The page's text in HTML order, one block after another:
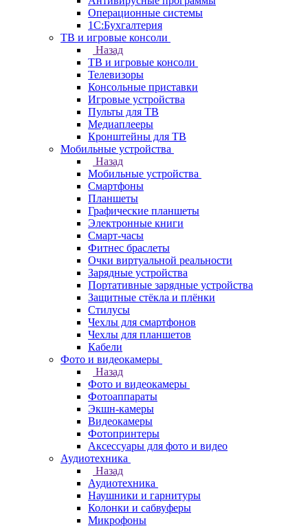
Операционные системы
1С:Бухгалтерия
ТВ и игровые консоли
Назад
ТВ и игровые консоли
Телевизоры
Консольные приставки
Игровые устройства
Пульты для ТВ
Медиаплееры
Кронштейны для ТВ
Мобильные устройства
Назад
Мобильные устройства
Смартфоны
Планшеты
Графические планшеты
Электронные книги
Смарт-часы
Фитнес браслеты
Очки виртуальной реальности
Зарядные устройства
Портативные зарядные устройства
Защитные стёкла и плёнки
Стилусы
Чехлы для смартфонов
Чехлы для планшетов
Кабели
Фото и видеокамеры
Назад
Фото и видеокамеры
Фотоаппараты
Экшн-камеры
Видеокамеры
Фотопринтеры
Аксессуары для фото и видео
Аудиотехника
Назад
Аудиотехника
Наушники и гарнитуры
Колонки и сабвуферы
Микрофоны